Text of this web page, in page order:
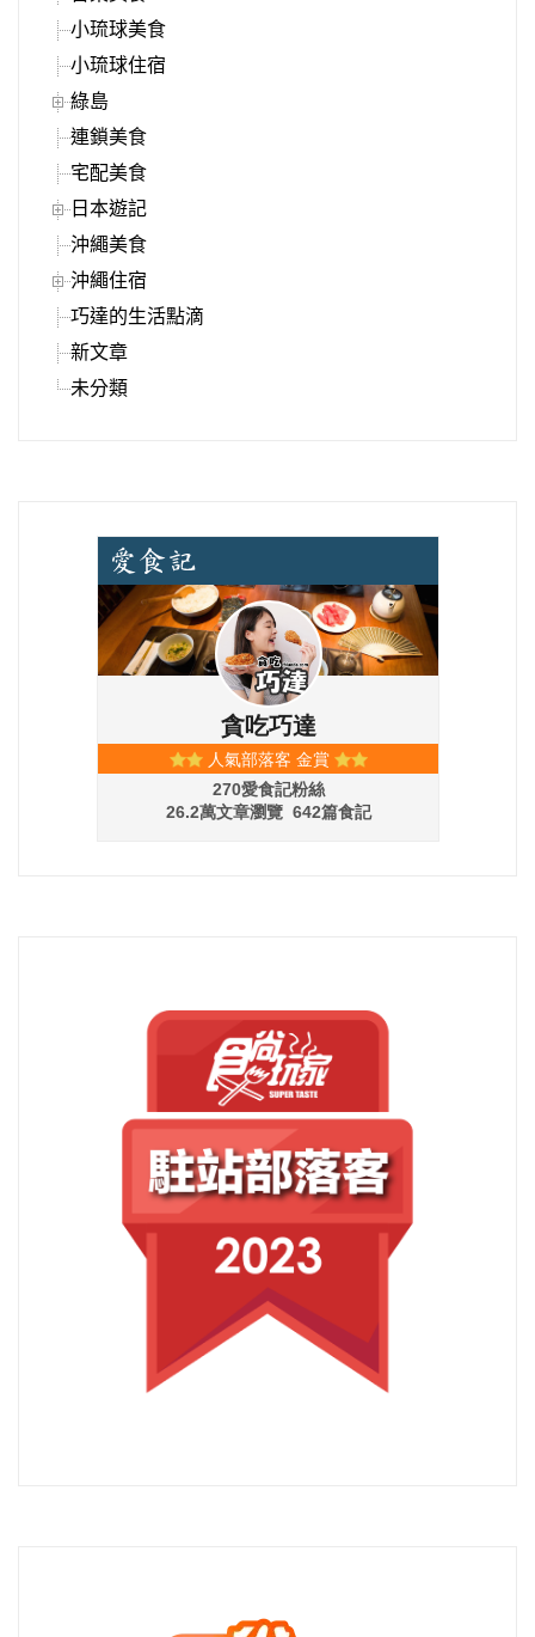
小琉球美食
小琉球住宿
綠島
連鎖美食
宅配美食
日本遊記
沖繩美食
沖繩住宿
巧達的生活點滴
新文章
未分類